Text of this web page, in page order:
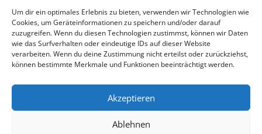
Um dir ein optimales Erlebnis zu bieten, verwenden wir Technologien wie
Cookies, um Geräteinformationen zu speichern und/oder darauf
zuzugreifen. Wenn du diesen Technologien zustimmst, können wir Daten
wie das Surfverhalten oder eindeutige IDs auf dieser Website
verarbeiten. Wenn du deine Zustimmung nicht erteilst oder zurückziehst,
können bestimmte Merkmale und Funktionen beeinträchtigt werden.
Akzeptieren
Ablehnen
Tipps zur VR
Babysitter-Forum: Erfahrungen mit Teenagern,…
Babysitter-Forum: Tipps zu Alter, Auswahl und
Sicherheit